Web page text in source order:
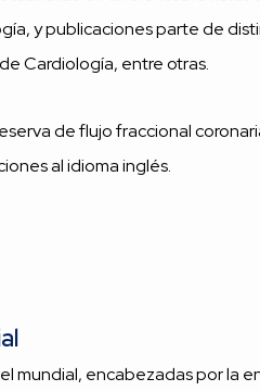
y publicaciones parte de
Cardiología, entre otras.
de flujo fraccional
al idioma inglés.
mundial, encabezadas por la